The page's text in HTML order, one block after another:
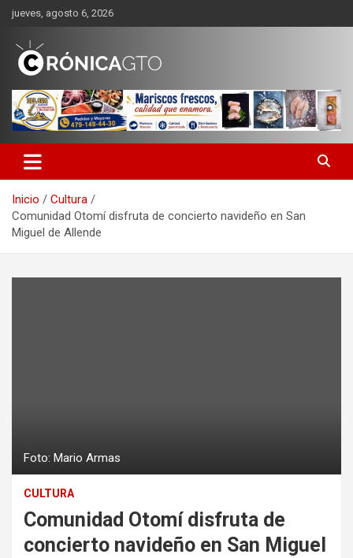
Saltar
contenido
jueves, agosto 6, 2026
CRONICA GUANAJUATO
Inicio
Cultura
Comunidad Otomí disfruta de concierto navideño en San
Miguel de Allende
Foto: Mario Armas
CULTURA
Comunidad Otomí disfruta de
concierto navideño en San Miguel